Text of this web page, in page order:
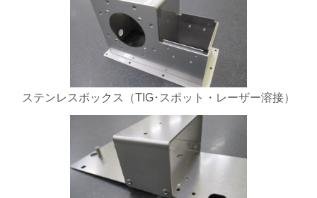
ステンレスボックス（TIG･スポット・レーザー溶接）